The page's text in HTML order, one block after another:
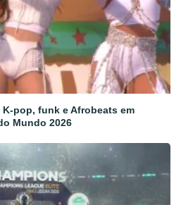
K-pop, funk e Afrobeats em
Mundo 2026